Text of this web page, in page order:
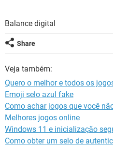
GUIA DE COMPRAS
Balance digital
Share
Veja também:
Quero o melhor e todos os
Emoji selo azul fake
Como achar jogos que você
Melhores jogos online
Windows 11 e inicialização
Como obter um selo de